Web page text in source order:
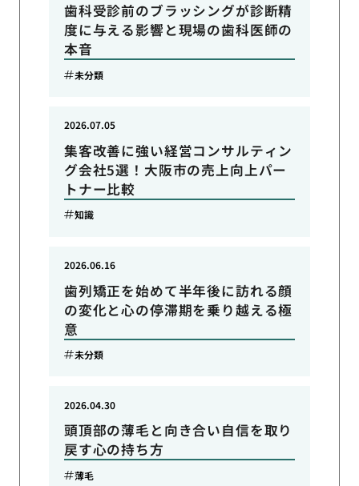
歯科受診前のブラッシングが診断精
度に与える影響と現場の歯科医師の
本音
未分類
集客改善に強い経営コンサルティン
グ会社5選！大阪市の売上向上パー
トナー比較
2026.07.05
知識
歯列矯正を始めて半年後に訪れる顔
の変化と心の停滞期を乗り越える極
意
2026.06.16
未分類
頭頂部の薄毛と向き合い自信を取り
戻す心の持ち方
2026.04.30
薄毛